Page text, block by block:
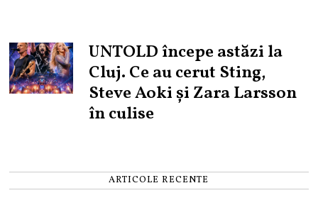
UNTOLD începe astăzi la
Cluj. Ce au cerut Sting,
Steve Aoki și Zara Larsson
în culise
ARTICOLE RECENTE